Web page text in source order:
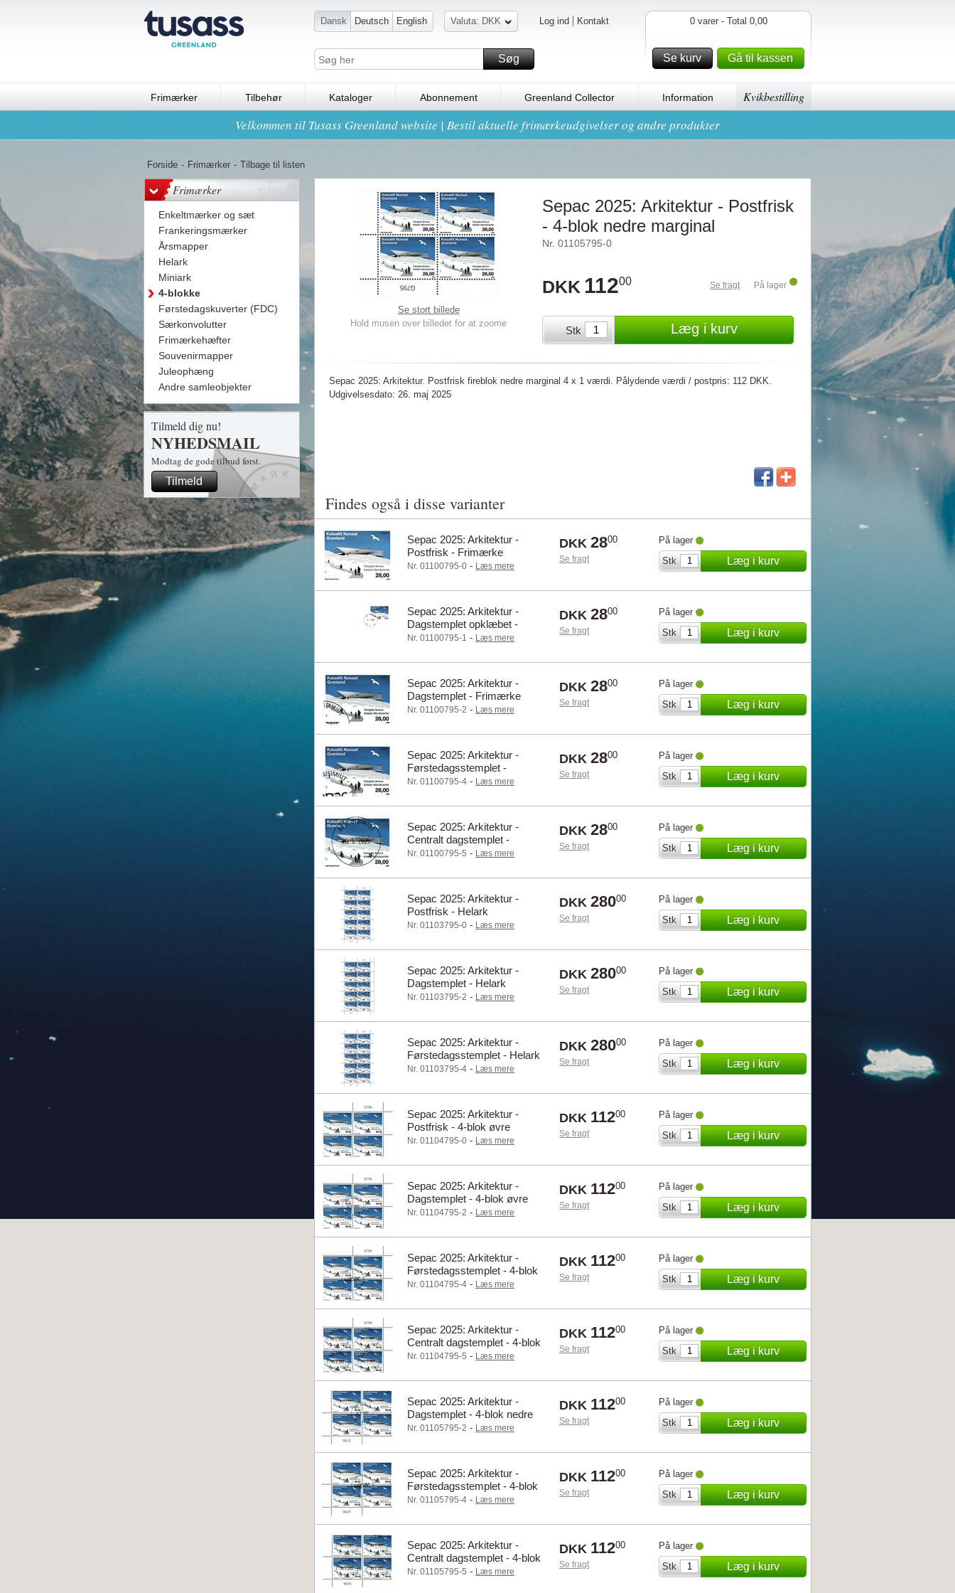
Dansk Deutsch English Valuta: DKK Log ind Kontakt
Søg
0 varer - Total 0,00
Se kurv Gå til kassen
Frimærker Tilbehør Kataloger Abonnement Greenland Collector Information Kvikbestilling
Velkommen til Tusass Greenland website | Bestil aktuelle frimærkeudgivelser og andre produkter
Forside - Frimærker - Tilbage til listen
Frimærker
Enkeltmærker og sæt
Frankeringsmærker
Årsmapper
Helark
Miniark
4-blokke
Førstedagskuverter (FDC)
Særkonvolutter
Frimærkehæfter
Souvenirmapper
Juleophæng
Andre samleobjekter
Tilmeld dig nu!
NYHEDSMAIL
Modtag de gode tilbud først.
Tilmeld
Se stort billede
Hold musen over billedet for at zoome
Sepac 2025: Arkitektur - Postfrisk
- 4-blok nedre marginal
Nr. 01105795-0
DKK 11200 Se fragt På lager
Stk Læg i kurv
Sepac 2025: Arkitektur. Postfrisk fireblok nedre marginal 4 x 1 værdi. Pålydende værdi / postpris: 112 DKK.
Udgivelsesdato: 26. maj 2025
Findes også i disse varianter
Sepac 2025: Arkitektur -
Postfrisk - Frimærke
Nr. 01100795-0 - Læs mere
DKK 2800
Se fragt
På lager
Stk
Læg i kurv
Sepac 2025: Arkitektur -
Dagstemplet opklæbet -
Frimærke
Nr. 01100795-1 - Læs mere
DKK 2800
Se fragt
På lager
Stk
Læg i kurv
Sepac 2025: Arkitektur -
Dagstemplet - Frimærke
Nr. 01100795-2 - Læs mere
DKK 2800
Se fragt
På lager
Stk
Læg i kurv
Sepac 2025: Arkitektur -
Førstedagsstemplet -
Frimærke
Nr. 01100795-4 - Læs mere
DKK 2800
Se fragt
På lager
Stk
Læg i kurv
Sepac 2025: Arkitektur -
Centralt dagstemplet -
Frimærke
Nr. 01100795-5 - Læs mere
DKK 2800
Se fragt
På lager
Stk
Læg i kurv
Sepac 2025: Arkitektur -
Postfrisk - Helark
Nr. 01103795-0 - Læs mere
DKK 28000
Se fragt
På lager
Stk
Læg i kurv
Sepac 2025: Arkitektur -
Dagstemplet - Helark
Nr. 01103795-2 - Læs mere
DKK 28000
Se fragt
På lager
Stk
Læg i kurv
Sepac 2025: Arkitektur -
Førstedagsstemplet - Helark
Nr. 01103795-4 - Læs mere
DKK 28000
Se fragt
På lager
Stk
Læg i kurv
Sepac 2025: Arkitektur -
Postfrisk - 4-blok øvre
marginal
Nr. 01104795-0 - Læs mere
DKK 11200
Se fragt
På lager
Stk
Læg i kurv
Sepac 2025: Arkitektur -
Dagstemplet - 4-blok øvre
marginal
Nr. 01104795-2 - Læs mere
DKK 11200
Se fragt
På lager
Stk
Læg i kurv
Sepac 2025: Arkitektur -
Førstedagsstemplet - 4-blok
øvre marginal
Nr. 01104795-4 - Læs mere
DKK 11200
Se fragt
På lager
Stk
Læg i kurv
Sepac 2025: Arkitektur -
Centralt dagstemplet - 4-blok
øvre marginal
Nr. 01104795-5 - Læs mere
DKK 11200
Se fragt
På lager
Stk
Læg i kurv
Sepac 2025: Arkitektur -
Dagstemplet - 4-blok nedre
marginal
Nr. 01105795-2 - Læs mere
DKK 11200
Se fragt
På lager
Stk
Læg i kurv
Sepac 2025: Arkitektur -
Førstedagsstemplet - 4-blok
nedre marginal
Nr. 01105795-4 - Læs mere
DKK 11200
Se fragt
På lager
Stk
Læg i kurv
Sepac 2025: Arkitektur -
Centralt dagstemplet - 4-blok
nedre marginal
Nr. 01105795-5 - Læs mere
DKK 11200
Se fragt
På lager
Stk
Læg i kurv